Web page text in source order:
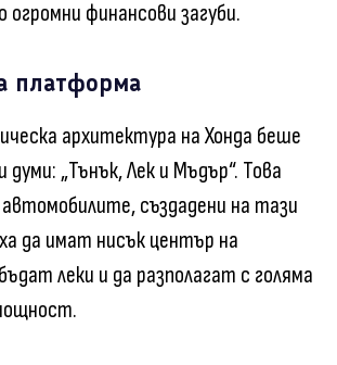
огромни финансови загуби.
платформа
архитектура на Хонда беше
думи: „Тънък, Лек и Мъдър“. Това
създадени на тази
да имат нисък център на
леки и да разполагат с голяма